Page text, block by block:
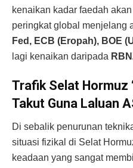
kenaikan kadar faedah
peringkat global menjelang
Fed, ECB (Eropah), BOE
lagi kenaikan daripada
Trafik Selat Hormuz
Takut Guna Laluan
Di sebalik penurunan
situasi fizikal di Selat
keadaan yang sangat